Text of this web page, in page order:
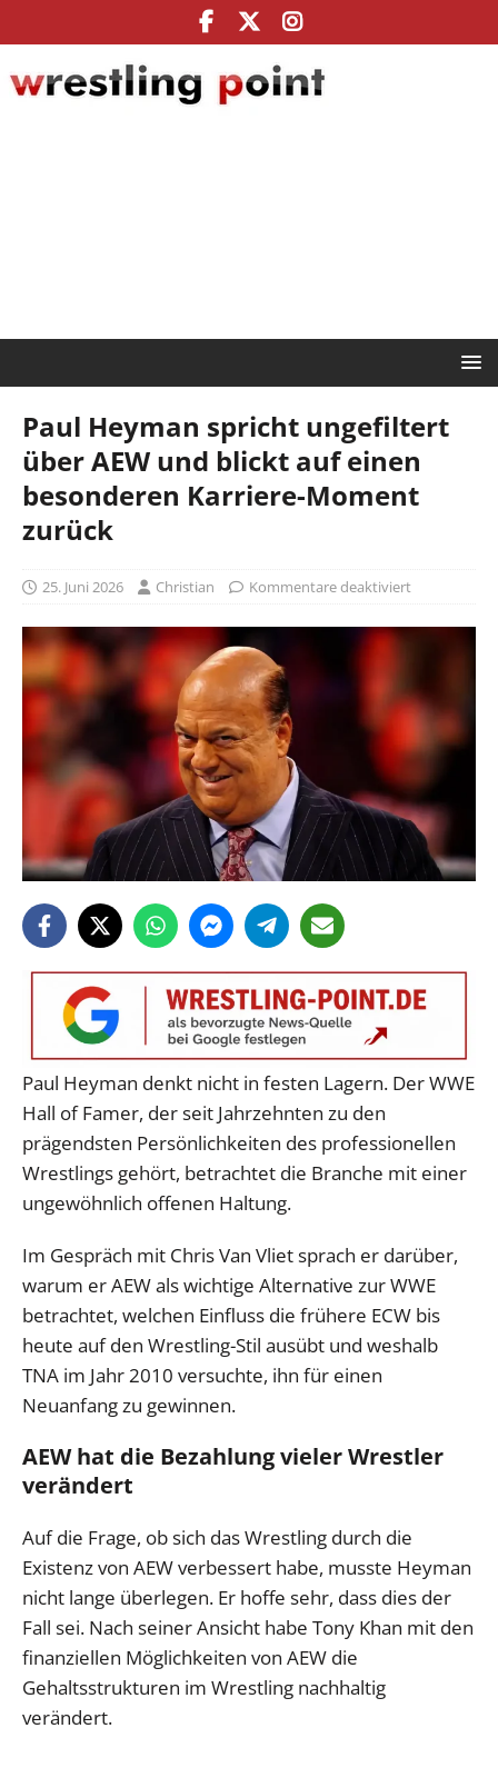
Paul Heyman spricht ungefiltert
über AEW und blickt auf einen
besonderen Karriere-Moment
zurück
25. Juni 2026 Christian Kommentare deaktiviert
Paul Heyman denkt nicht in festen Lagern. Der WWE
Hall of Famer, der seit Jahrzehnten zu den
prägendsten Persönlichkeiten des professionellen
Wrestlings gehört, betrachtet die Branche mit einer
ungewöhnlich offenen Haltung.
Im Gespräch mit Chris Van Vliet sprach er darüber,
warum er AEW als wichtige Alternative zur WWE
betrachtet, welchen Einfluss die frühere ECW bis
heute auf den Wrestling-Stil ausübt und weshalb
TNA im Jahr 2010 versuchte, ihn für einen
Neuanfang zu gewinnen.
AEW hat die Bezahlung vieler Wrestler
verändert
Auf die Frage, ob sich das Wrestling durch die
Existenz von AEW verbessert habe, musste Heyman
nicht lange überlegen. Er hoffe sehr, dass dies der
Fall sei. Nach seiner Ansicht habe Tony Khan mit den
finanziellen Möglichkeiten von AEW die
Gehaltsstrukturen im Wrestling nachhaltig
verändert.